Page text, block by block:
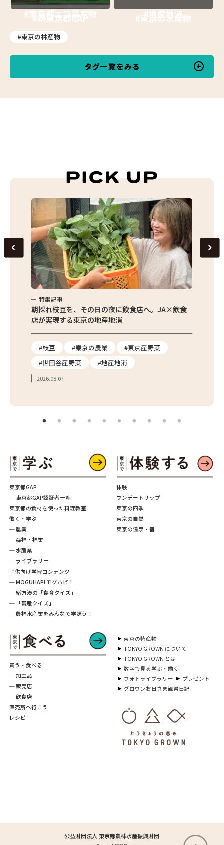
#東京都エコ農産物 #地産地消
#新東京都GAP #東京の水産物
#東京の林産物
特集記事
朝採れ枝豆を、その日の夜に飲食店へ。JA×飲食
店が実現する東京の地産地消
#枝豆 #東京の農業
#東京産野菜
#世田谷産野菜
#地産地消
2026.08.07
東京都GAP
─ 東京都GAP認証者一覧
東京都の食材を使った料理教室
働く・学ぶ
─ 農業
─ 森林・林業
─ 水産業
─ ライブラリー
子供向け学習コンテンツ
─ MOGUHAPI モグハピ！
─ 緒方湊の「食育クイズ」
─ 「畜産クイズ」
─ 農林水産業をみんなで学ぼう！
買う・食べる
─ 加工品
─ 販売店
─ 飲食店
直売所へ行こう
レシピ
体験
ワンデートリップ
東京の四季
東京の自然
東京の温泉・宿
東京の特産物
TOKYO GROWN について
TOKYO GROWN とは
数字で見る学ぶ・働く
フォトライブラリー
プレゼント
グロウンお日さま観察日記
公益財団法人 東京都農林水産振興財団